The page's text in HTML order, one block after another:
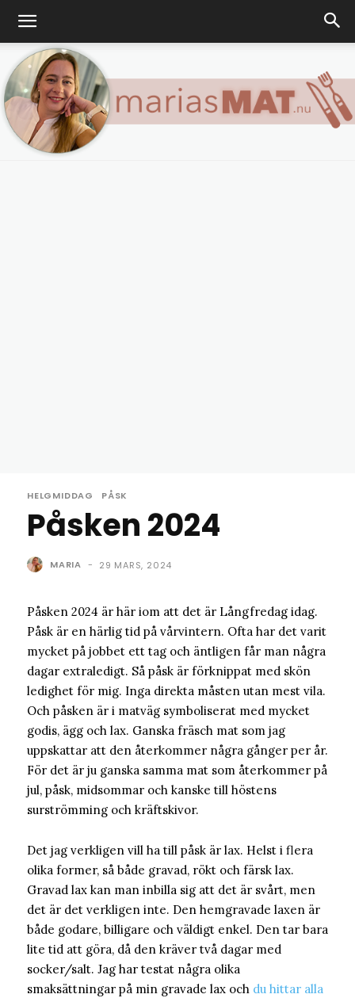
HELGMIDDAG PÅSK
Påsken 2024
MARIA - 29 MARS, 2024
Påsken 2024 är här iom att det är Långfredag idag.
Påsk är en härlig tid på vårvintern. Ofta har det varit
mycket på jobbet ett tag och äntligen får man några
dagar extraledigt. Så påsk är förknippat med skön
ledighet för mig. Inga direkta måsten utan mest vila.
Och påsken är i matväg symboliserat med mycket
godis, ägg och lax. Ganska fräsch mat som jag
uppskattar att den återkommer några gånger per år.
För det är ju ganska samma mat som återkommer på
jul, påsk, midsommar och kanske till höstens
surströmming och kräftskivor.
Det jag verkligen vill ha till påsk är lax. Helst i flera
olika former, så både gravad, rökt och färsk lax.
Gravad lax kan man inbilla sig att det är svårt, men
det är det verkligen inte. Den hemgravade laxen är
både godare, billigare och väldigt enkel. Den tar bara
lite tid att göra, då den kräver två dagar med
socker/salt. Jag har testat några olika
smaksättningar på min gravade lax och du hittar alla